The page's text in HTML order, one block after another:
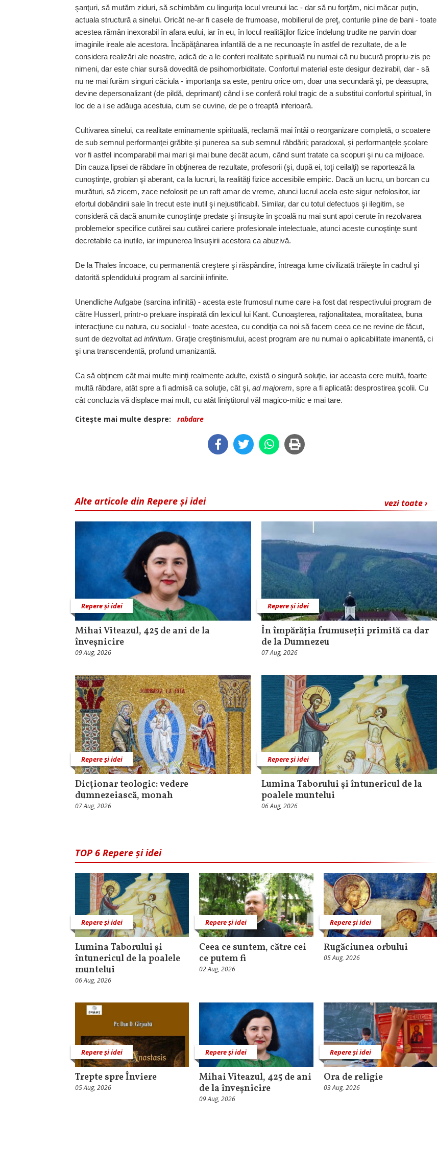
şanţuri, să mutăm ziduri, să schimbăm cu linguriţa locul vreunui lac - dar să nu forţăm, nici măcar puţin,
actuala structură a sinelui. Oricât ne-ar fi casele de frumoase, mobilierul de preţ, conturile pline de bani - toate
acestea rămân inexorabil în afara eului, iar în eu, în locul realităţilor fizice îndelung trudite ne parvin doar
imaginile ireale ale acestora. Încăpăţânarea infantilă de a ne recunoaşte în astfel de rezultate, de a le
considera realizări ale noastre, adică de a le conferi realitate spirituală nu numai că nu bucură propriu-zis pe
nimeni, dar este chiar sursă dovedită de psihomorbiditate. Confortul material este desigur dezirabil, dar - să
nu ne mai furăm singuri căciula - importanţa sa este, pentru orice om, doar una secundară şi, pe deasupra,
devine depersonalizant (de pildă, deprimant) când i se conferă rolul tragic de a substitui confortul spiritual, în
loc de a i se adăuga acestuia, cum se cuvine, de pe o treaptă inferioară.
Cultivarea sinelui, ca realitate eminamente spirituală, reclamă mai întâi o reorganizare completă, o scoatere
de sub semnul performanţei grăbite şi punerea sa sub semnul răbdării; paradoxal, și performanţele şcolare
vor fi astfel incomparabil mai mari şi mai bune decât acum, când sunt tratate ca scopuri şi nu ca mijloace.
Din cauza lipsei de răbdare în obţinerea de rezultate, profesorii (şi, după ei, toţi ceilalţi) se raportează la
cunoştinţe, grobian şi aberant, ca la lucruri, la realităţi fizice accesibile empiric. Dacă un lucru, un borcan cu
murături, să zicem, zace nefolosit pe un raft amar de vreme, atunci lucrul acela este sigur nefolositor, iar
efortul dobândirii sale în trecut este inutil şi nejustificabil. Similar, dar cu totul defectuos şi ilegitim, se
consideră că dacă anumite cunoştinţe predate şi însuşite în şcoală nu mai sunt apoi cerute în rezolvarea
problemelor specifice cutărei sau cutărei cariere profesionale intelectuale, atunci aceste cunoştinţe sunt
decretabile ca inutile, iar impunerea însuşirii acestora ca abuzivă.
De la Thales încoace, cu permanentă creştere şi răspândire, întreaga lume civilizată trăieşte în cadrul şi
datorită splendidului program al sarcinii infinite.
Unendliche Aufgabe (sarcina infi­ni­tă) - acesta este frumosul nume care i-a fost dat respectivului program de
către Husserl, printr-o preluare inspirată din lexicul lui Kant. Cunoaşterea, raţionalitatea, moralitatea, buna
interacţiune cu natura, cu socialul - toate acestea, cu condiţia ca noi să facem ceea ce ne revine de făcut,
sunt de dezvoltat ad infinitum. Graţie creştinismului, acest program are nu numai o aplicabi­li­tate ima­nentă, ci
şi una trans­cen­­dentă, profund umanizantă.
Ca să obţinem cât mai multe minţi realmente adulte, există o singură soluţie, iar aceasta cere multă, foarte
multă răbdare, atât spre a fi admisă ca soluţie, cât şi, ad majorem, spre a fi aplicată: desprostirea şcolii. Cu
cât conclu­zia vă displace mai mult, cu atât liniştitorul văl magico-mitic e mai tare.
Citeşte mai multe despre: rabdare
vezi toate ›
Alte articole din Repere și idei
Repere și idei
Mihai Viteazul, 425 de ani de la
înveșnicire
09 Aug, 2026
Repere și idei
În împărăția frumuseții primită ca dar
de la Dumnezeu
07 Aug, 2026
Repere și idei
Dicționar teologic: vedere
dumnezeiască, monah
07 Aug, 2026
Repere și idei
Lumina Taborului și întunericul de la
poalele muntelui
06 Aug, 2026
TOP 6 Repere și idei
Repere și idei
Lumina Taborului și
întunericul de la poalele
muntelui
06 Aug, 2026
Repere și idei
Ceea ce suntem, către cei
ce putem fi
02 Aug, 2026
Repere și idei
Rugăciunea orbului
05 Aug, 2026
Repere și idei
Trepte spre Înviere
05 Aug, 2026
Repere și idei
Mihai Viteazul, 425 de ani
de la înveșnicire
09 Aug, 2026
Repere și idei
Ora de religie
03 Aug, 2026